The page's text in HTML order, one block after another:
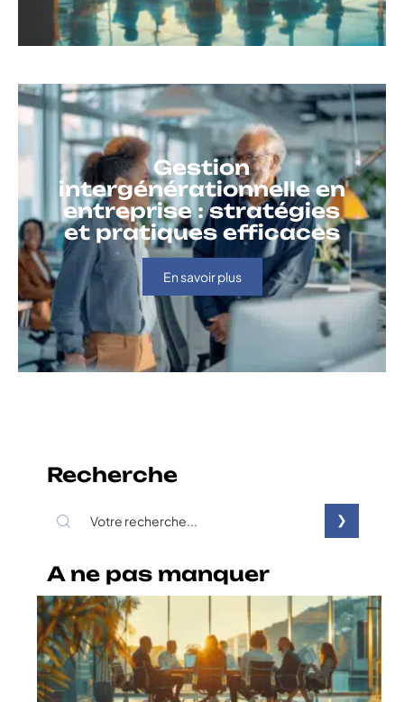
Gestion
intergénérationnelle en
entreprise : stratégies
et pratiques efficaces
En savoir plus
Recherche
A ne pas manquer